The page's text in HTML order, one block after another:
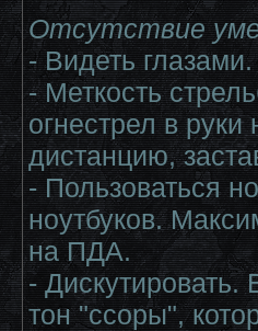
Отсутствие
- Видеть глазами.
- Меткость
огнестрел в руки
дистанцию,
- Пользоваться
ноутбуков.
на ПДА.
- Дискутировать.
тон "ссоры",